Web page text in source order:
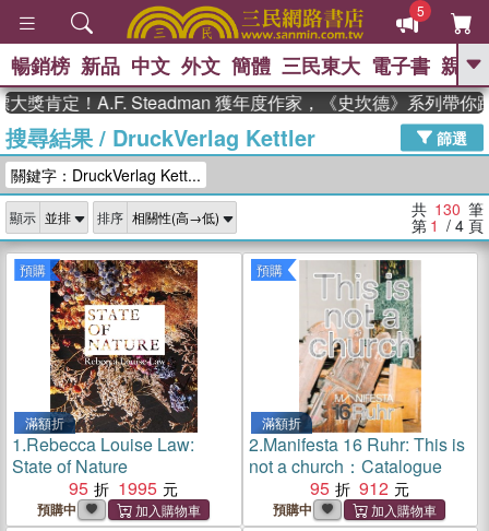
5
GO
熱搜： 東野圭吾 The Odyssey 、
父親節 、 如果歷史是一群喵 、 暑期
念華 、 台灣的李登輝時代 、 數學女
孩：黎曼猜想
偉大的迷走神經
暢銷榜 新品 中文 外文 簡體 三民東大 電子書 親子
！A.F. Steadman 獲年度作家，《史坎德》系列帶你踏上熱
搜尋結果/ DruckVerlag Kettler
篩選
關鍵字：DruckVerlag Kett...
顯示 排序 共 130 筆
第 1 / 4 頁
預購
滿額折
1.Rebecca Louise Law:
State of Nature
95
1995
預購中
預購
滿額折
2.Manifesta 16 Ruhr: This is
not a church：Catalogue
95
912
預購中